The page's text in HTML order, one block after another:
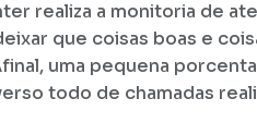
realiza a monitoria de
que coisas boas e
uma pequena
todo de chamadas